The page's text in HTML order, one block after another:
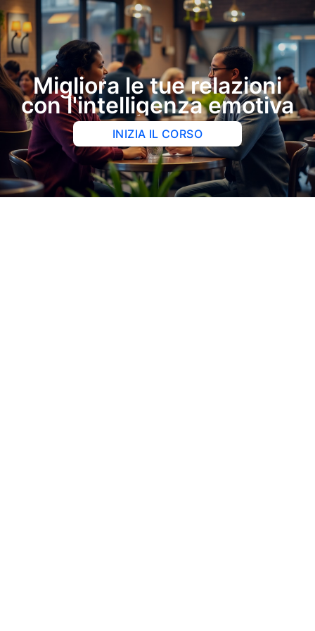
Migliora le tue relazioni
con l'intelligenza emotiva
INIZIA IL CORSO